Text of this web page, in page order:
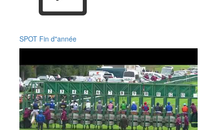
SPOT Fin d"année